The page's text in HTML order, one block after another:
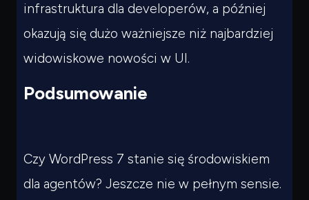
infrastruktura dla developerów, a później
okazują się dużo ważniejsze niż najbardziej
widowiskowe nowości w UI.
Podsumowanie
Czy WordPress 7 stanie się środowiskiem
dla agentów? Jeszcze nie w pełnym sensie.